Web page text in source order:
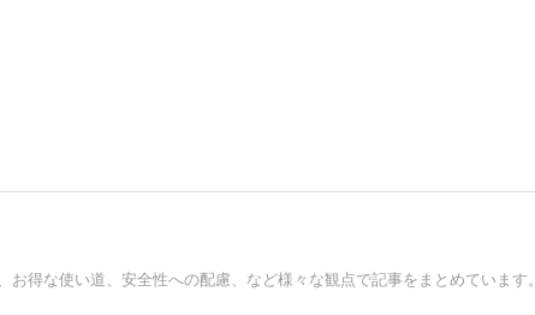
得な使い道、安全性への配慮、など様々な観点で記事をまとめています。